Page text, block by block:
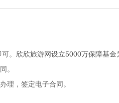
。 欣欣旅游网设立5000万保障基
。
理，签定电子合同。